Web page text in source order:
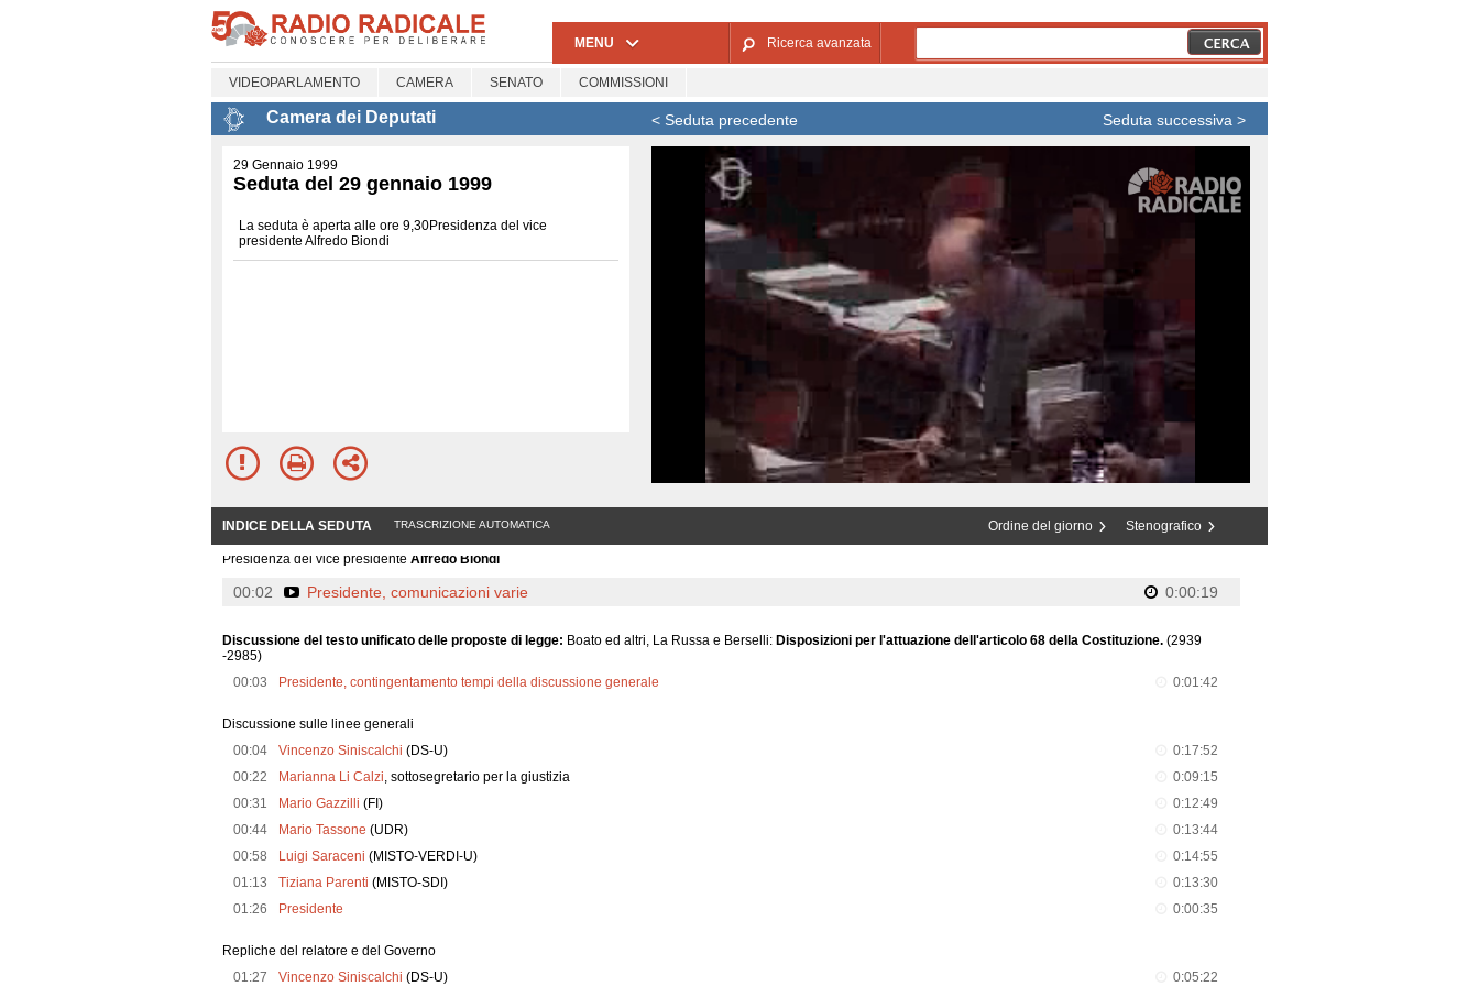
MENU Ricerca avanzata
VIDEOPARLAMENTO CAMERA SENATO COMMISSIONI
Camera dei Deputati < Seduta precedente Seduta successiva >
29 Gennaio 1999
Seduta del 29 gennaio 1999
La seduta è aperta alle ore 9,30Presidenza del vice
presidente Alfredo Biondi
INDICE DELLA SEDUTA TRASCRIZIONE AUTOMATICA Ordine del giorno
Stenografico
La seduta è apertaalle ore 9,30
Presidenza del vice presidente Alfredo Biondi
0:00:19
00:02 Presidente, comunicazioni varie
Discussione del testo unificato delle proposte di legge: Boato ed altri, La Russa e Berselli: Disposizioni per l'attuazione dell'articolo 68 della Costituzione. (2939
-2985)
0:01:42
00:03 Presidente, contingentamento tempi della discussione generale
Discussione sulle linee generali
0:17:52
00:04 Vincenzo Siniscalchi (DS-U)
0:09:15
00:22 Marianna Li Calzi, sottosegretario per la giustizia
0:12:49
00:31 Mario Gazzilli (FI)
0:13:44
00:44 Mario Tassone (UDR)
0:14:55
00:58 Luigi Saraceni (MISTO-VERDI-U)
0:13:30
01:13 Tiziana Parenti (MISTO-SDI)
0:00:35
01:26 Presidente
Repliche del relatore e del Governo
0:05:22
01:27 Vincenzo Siniscalchi (DS-U)